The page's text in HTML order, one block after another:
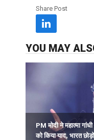
Share Post
YOU MAY
PM मोदी ने महात्मा
को किया याद, भारत